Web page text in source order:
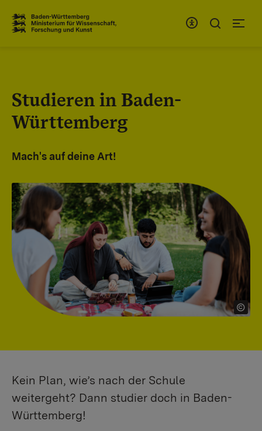
Studieren in Baden-
Württemberg
Mach's auf deine Art!
Kein Plan, wie’s nach der Schule
weitergeht? Dann studier doch in Baden-
Württemberg!